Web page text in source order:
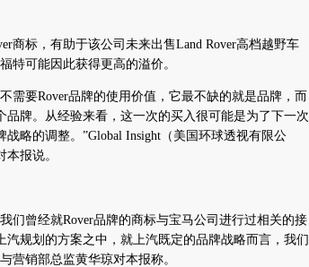
标，有助于该公司未来出售Land Rover高档越野车
特可能因此获得更高的溢价。
要Rover品牌的使用价值，它最不缺的就是品牌，而
品牌。从经验来看，这一次的买入很可能是为了下一次
略的调整。”Global Insight（美国环球透视有限公
报说。
曾经就Rover品牌的商标与宝马公司进行过相关的接
规划的方案之中，就上汽既定的品牌战略而言，我们
营销部总监黄华琼对本报称。